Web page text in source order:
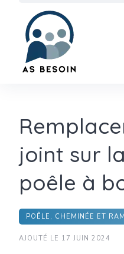
content
joint sur
poêle à
POÊLE, CHEMINÉE ET
AJOUTÉ LE 17 JUIN 2024